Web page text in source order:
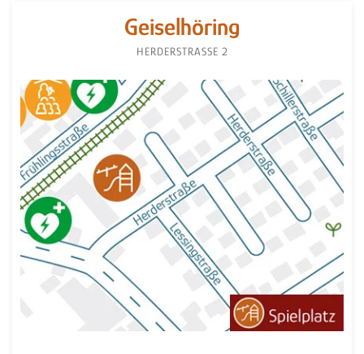
Geiselhöring
HERDERSTRASSE 2